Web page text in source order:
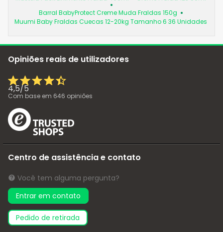
Barral BabyProtect Creme Muda Fraldas 150g
Muumi Baby Fraldas Cuecas 12-20kg Tamanho 6 36 Unidades
Opiniões reais de utilizadores
4,5/5
Com base em 646 opiniões
Centro de assistência e contato
Você tem alguma pergunta?
Entrar em contato
pedido de retirada